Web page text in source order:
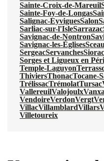
Sainte-Croix-de-Mareuil
Sainte-Foy-de-Longas
Salignac-EyviguesSalon
Sarliac-sur-l'IsleSarrazac
Savignac-de-Nontron
Savignac-les-Églises
SergeacServanches
Sorges et Ligueux en
Temple-Laguyon
ThiviersThonacTocane-
TrélissacTrémolatTursac
VallereuilValojoulx
VendoireVerdonVergt
VillacVillamblardVillars
Villetoureix